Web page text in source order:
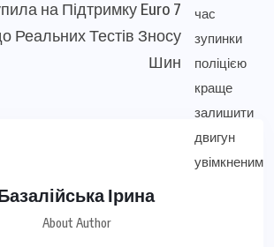
на Підтримку Euro 7
Реальних Тестів Зносу
Шин
Ірина
About Author